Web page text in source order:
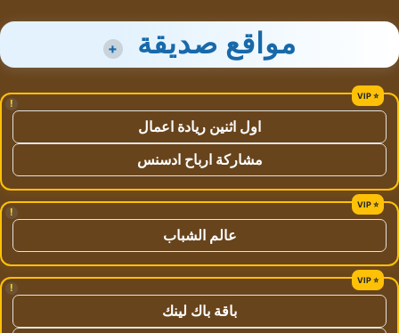
مواقع صديقة +
!
اول اثنين ريادة اعمال
مشاركة ارباح ادسنس
!
عالم الشباب
!
باقة باك لينك